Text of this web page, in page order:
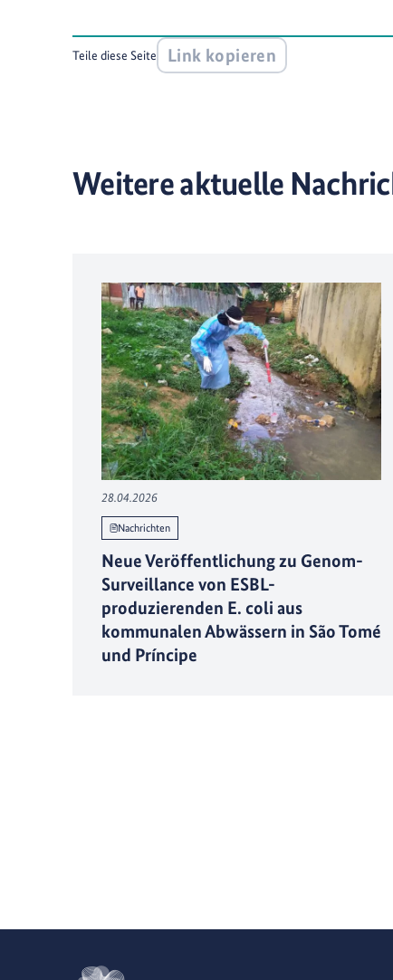
Teile diese Seite Link kopieren
Weitere aktuelle
28.04.2026
Nachrichten
Neue Veröffentlichung zu Genom-
Surveillance von ESBL-
produzierenden E. coli aus
kommunalen Abwässern in São Tomé
und Príncipe